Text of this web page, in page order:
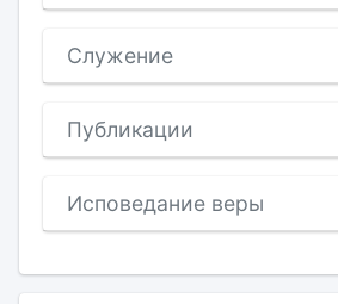
Служение
Публикации
Исповедание веры